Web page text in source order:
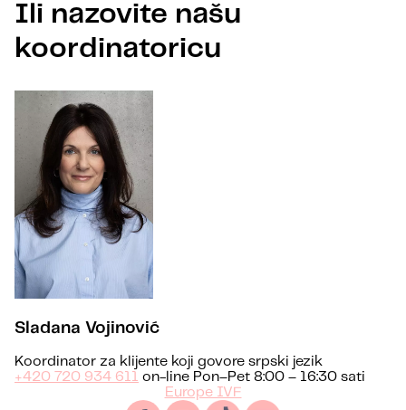
Ili nazovite našu
koordinatoricu
Sladana Vojinović
Koordinator za klijente koji govore srpski jezik
+420 720 934 611 on-line Pon–Pet 8:00 – 16:30 sati
Europe IVF